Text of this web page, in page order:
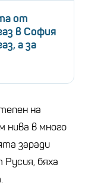
от
в София
а за
на
нива в много
заради
Русия, бяха